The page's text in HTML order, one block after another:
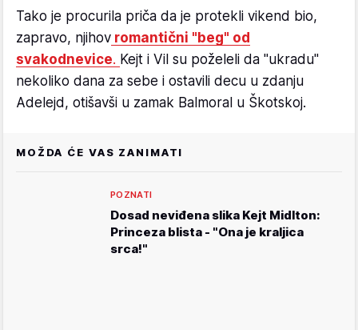
Tako je procurila priča da je protekli vikend bio,
zapravo, njihov romantični "beg" od
svakodnevice. Kejt i Vil su poželeli da "ukradu"
nekoliko dana za sebe i ostavili decu u zdanju
Adelejd, otišavši u zamak Balmoral u Škotskoj.
MOŽDA ĆE VAS ZANIMATI
POZNATI
Dosad neviđena slika Kejt Midlton:
Princeza blista - "Ona je kraljica
srca!"